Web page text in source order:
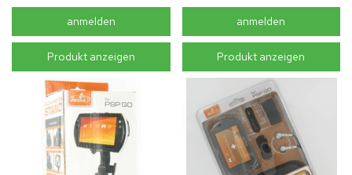
anmelden
Produkt anzeigen
anmelden
Produkt anzeigen